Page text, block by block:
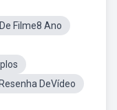
Filme8 Ano
Resenha DeVídeo